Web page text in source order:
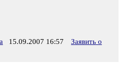
15.09.2007 16:57
Заявить о